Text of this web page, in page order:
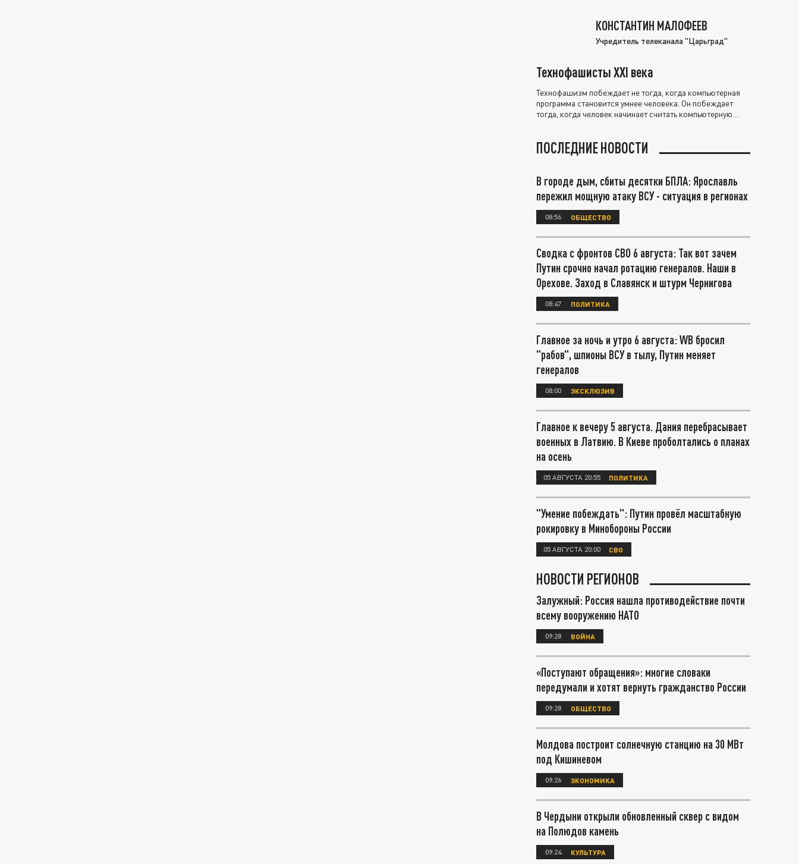
КОНСТАНТИН МАЛОФЕЕВ
Учредитель телеканала "Царьград"
Технофашисты XXI века
Технофашизм побеждает не тогда, когда компьютерная
программа становится умнее человека. Он побеждает
тогда, когда человек начинает считать компьютерную
ПОСЛЕДНИЕ НОВОСТИ
В городе дым, сбиты десятки БПЛА: Ярославль
пережил мощную атаку ВСУ - ситуация в регионах
08:56 ОБЩЕСТВО
Сводка с фронтов СВО 6 августа: Так вот зачем
Путин срочно начал ротацию генералов. Наши в
Орехове. Заход в Славянск и штурм Чернигова
08:47 ПОЛИТИКА
Главное за ночь и утро 6 августа: WB бросил
"рабов", шпионы ВСУ в тылу, Путин меняет
генералов
08:00 ЭКСКЛЮЗИВ
Главное к вечеру 5 августа. Дания перебрасывает
военных в Латвию. В Киеве проболтались о планах
на осень
05 АВГУСТА 20:55 ПОЛИТИКА
"Умение побеждать": Путин провёл масштабную
рокировку в Минобороны России
05 АВГУСТА 20:00 СВО
НОВОСТИ РЕГИОНОВ
Залужный: Россия нашла противодействие почти
всему вооружению НАТО
09:28 ВОЙНА
«Поступают обращения»: многие словаки
передумали и хотят вернуть гражданство России
09:28 ОБЩЕСТВО
Молдова построит солнечную станцию на 30 МВт
под Кишиневом
09:26 ЭКОНОМИКА
В Чердыни открыли обновленный сквер с видом
на Полюдов камень
09:24 КУЛЬТУРА